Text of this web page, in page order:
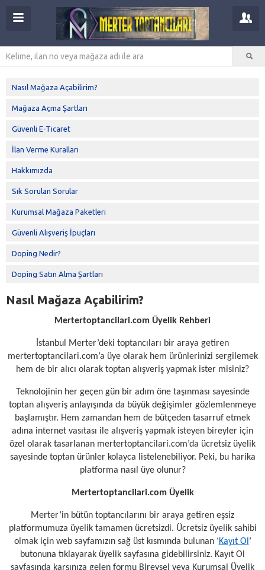
Nasıl Mağaza Açabilirim?
Mağaza Açma Şartları
Güvenli E-Ticaret
İlan Verme Kuralları
Hakkımızda
Sık Sorulan Sorular
Kurumsal Mağaza Paketleri
Güvenli Alışveriş İpuçları
Doping Nedir?
Doping Satın Alma Şartları
Nasıl Mağaza Açabilirim?
Mertertoptancilari.com Üyelik Rehberi
İstanbul Merter’deki toptancıları bir araya getiren
mertertoptancilari.com’a üye olarak hem ürünlerinizi sergilemek
hem de bir alıcı olarak toptan alışveriş yapmak ister misiniz?
Teknolojinin her geçen gün bir adım öne taşınması sayesinde
toptan alışveriş anlayışında da büyük değişimler gözlemlenmeye
başlamıştır. Hem zamandan hem de bütçeden tasarruf etmek
adına internet vasıtası ile alışveriş yapmak isteyen bireyler için
özel olarak tasarlanan mertertoptancilari.com’da ücretsiz üyelik
sayesinde toptan ürünler kolayca listelenebiliyor. Peki, bu harika
platforma nasıl üye olunur?
Mertertoptancilari.com Üyelik
Merter’in bütün toptancılarını bir araya getiren eşsiz
platformumuza üyelik tamamen ücretsizdi. Ücretsiz üyelik sahibi
olmak için web sayfamızın sağ üst kısmında bulunan ‘Kayıt Ol ’
butonuna tıklayarak üyelik sayfasına gidebilirsiniz. Kayıt Ol
sayfasında karşınıza gelen formu Bireysel veya Kurumsal Üyelik